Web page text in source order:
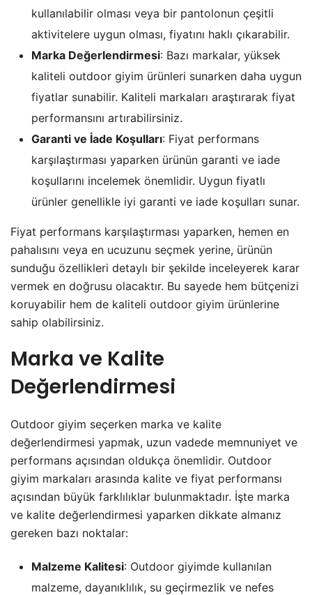
kullanılabilir olması veya bir pantolonun çeşitli
aktivitelere uygun olması, fiyatını haklı çıkarabilir.
Marka Değerlendirmesi: Bazı markalar, yüksek
kaliteli outdoor giyim ürünleri sunarken daha uygun
fiyatlar sunabilir. Kaliteli markaları araştırarak fiyat
performansını artırabilirsiniz.
Garanti ve İade Koşulları: Fiyat performans
karşılaştırması yaparken ürünün garanti ve iade
koşullarını incelemek önemlidir. Uygun fiyatlı
ürünler genellikle iyi garanti ve iade koşulları sunar.
Fiyat performans karşılaştırması yaparken, hemen en
pahalısını veya en ucuzunu seçmek yerine, ürünün
sunduğu özellikleri detaylı bir şekilde inceleyerek karar
vermek en doğrusu olacaktır. Bu sayede hem bütçenizi
koruyabilir hem de kaliteli outdoor giyim ürünlerine
sahip olabilirsiniz.
Marka ve Kalite
Değerlendirmesi
Outdoor giyim seçerken marka ve kalite
değerlendirmesi yapmak, uzun vadede memnuniyet ve
performans açısından oldukça önemlidir. Outdoor
giyim markaları arasında kalite ve fiyat performansı
açısından büyük farklılıklar bulunmaktadır. İşte marka
ve kalite değerlendirmesi yaparken dikkate almanız
gereken bazı noktalar:
Malzeme Kalitesi: Outdoor giyimde kullanılan
malzeme, dayanıklılık, su geçirmezlik ve nefes